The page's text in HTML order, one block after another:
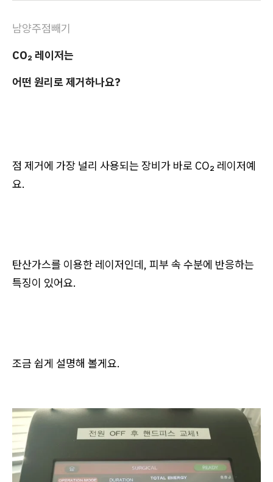
남양주점빼기
CO₂ 레이저는
어떤 원리로 제거하나요?
점 제거에 가장 널리 사용되는 장비가 바로 CO₂ 레이저예
요.
탄산가스를 이용한 레이저인데, 피부 속 수분에 반응하는
특징이 있어요.
조금 쉽게 설명해 볼게요.